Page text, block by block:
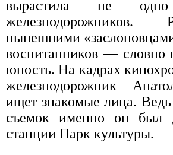
вырастила не одно
железнодорожников.
нынешними
воспитанников — словно
юность. На кадрах
железнодорожник
ищет знакомые лица. Ведь
съемок именно он был
станции Парк культуры.